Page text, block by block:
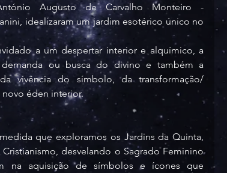
Augusto de Carvalho Monteiro -
idealizaram um jardim esotérico único no
a um despertar interior e alquímico, a
ou busca do divino e também a
vivência do símbolo, da transformação/
éden interior.
que exploramos os Jardins da Quinta,
desvelando o Sagrado Feminino
na aquisição de símbolos e ícones que